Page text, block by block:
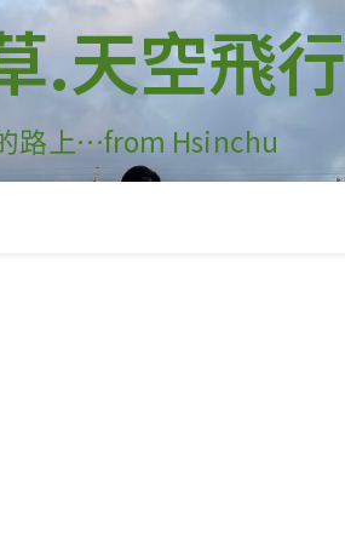
.天空飛行
路上…from Hsinchu